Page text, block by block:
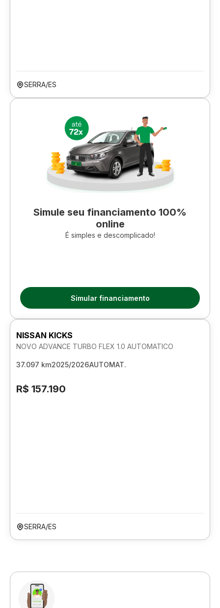
SERRA/ES
Simule seu financiamento 100%
online
É simples e descomplicado!
Simular financiamento
NISSAN KICKS
NOVO ADVANCE TURBO FLEX 1.0 AUTOMATICO
37.097 km2025/2026AUTOMAT.
R$ 157.190
SERRA/ES